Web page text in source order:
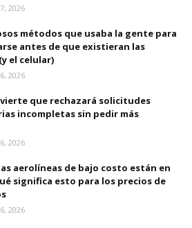
2026
métodos que usaba la gente para
antes de que existieran las
el celular)
2026
que rechazará solicitudes
incompletas sin pedir más
2026
aerolíneas de bajo costo están en
significa esto para los precios de
2026